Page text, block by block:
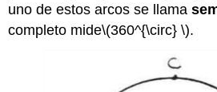
uno de estos arcos se llama
completo mide\(360^{\circ} \).